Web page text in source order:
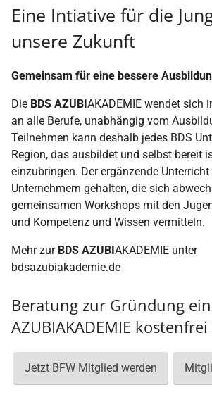
Eine Intiative für die
unsere Zukunft
Gemeinsam für eine bessere
Die BDS AZUBIAKADEMIE wendet sich
an alle Berufe, unabhängig vom
Teilnehmen kann deshalb jedes BDS
Region, das ausbildet und selbst bereit
einzubringen. Der ergänzende
Unternehmern gehalten, die sich
gemeinsamen Workshops mit den
und Kompetenz und Wissen vermitteln.
Mehr zur BDS AZUBIAKADEMIE unter
bdsazubiakademie.de
Beratung zur Gründung
AZUBIAKADEMIE
Jetzt BFW Mitglied werden